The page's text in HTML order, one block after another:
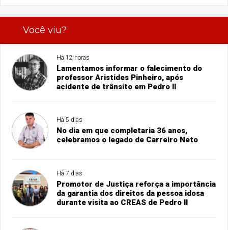
Você viu?
Há 12 horas
Lamentamos informar o falecimento do
professor Aristides Pinheiro, após
acidente de trânsito em Pedro II
Há 5 dias
No dia em que completaria 36 anos,
celebramos o legado de Carreiro Neto
Há 7 dias
Promotor de Justiça reforça a importância
da garantia dos direitos da pessoa idosa
durante visita ao CREAS de Pedro II